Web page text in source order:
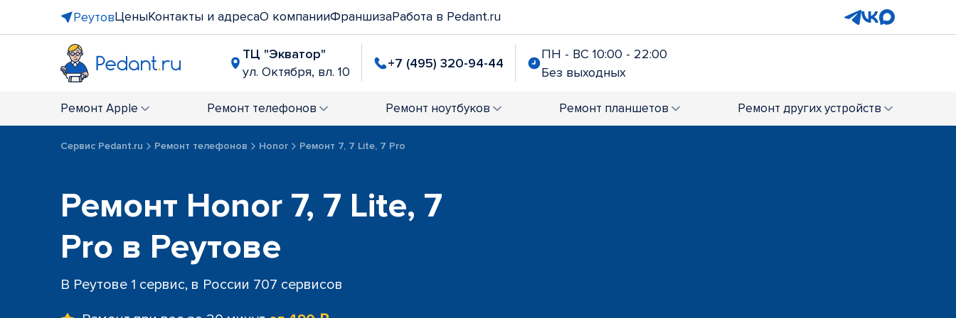
РеутовЦеныКонтакты и адресаО компанииФраншизаРабота в Pedant.ru
ТЦ "Экватор"
ул. Октября, вл. 10
+7 (495) 320-94-44
ПН - ВС 10:00 - 22:00
Без выходных
Ремонт Apple Ремонт телефонов Ремонт ноутбуков Ремонт планшетов Ремонт других устройств
Сервис Pedant.ru Ремонт телефонов Honor Ремонт 7, 7 Lite, 7 Pro
Ремонт Honor 7, 7 Lite, 7
Pro в Реутове
В Реутове 1 сервис, в России 707 сервисов